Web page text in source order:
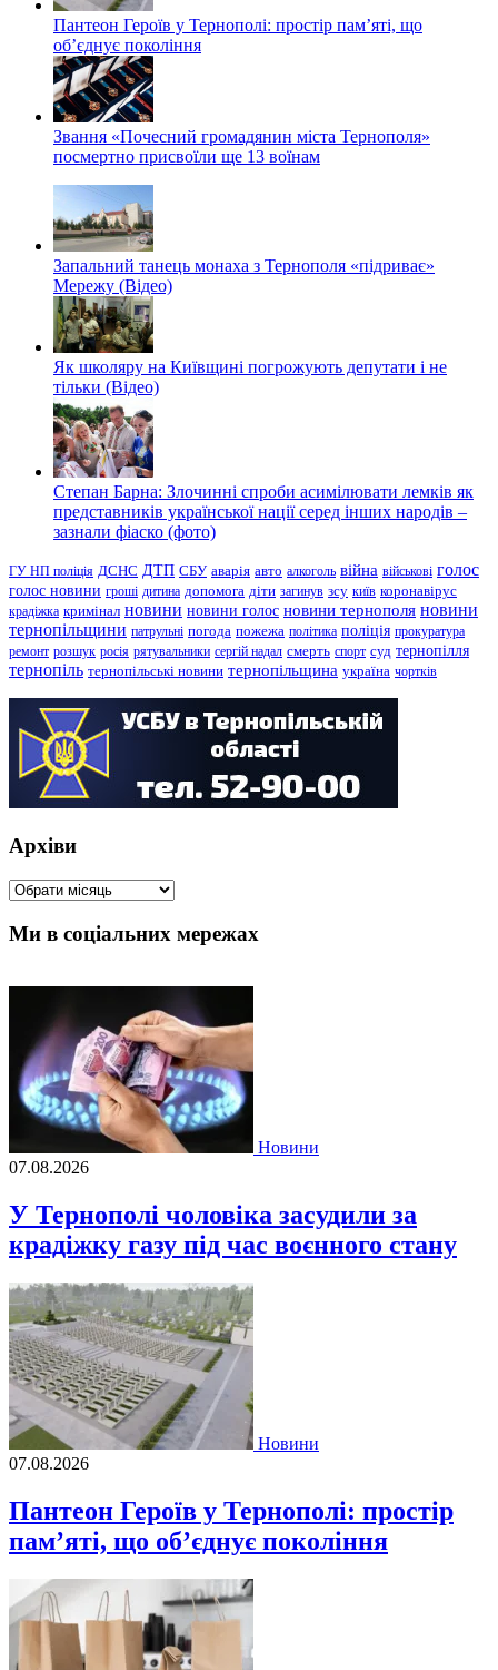
Пантеон Героїв у Тернополі: простір пам’яті, що
об’єднує покоління
Звання «Почесний громадянин міста Тернополя»
посмертно присвоїли ще 13 воїнам
Запальний танець монаха з Тернополя «підриває»
Мережу (Відео)
Як школяру на Київщині погрожують депутати і не
тільки (Відео)
Степан Барна: Злочинні спроби асимілювати лемків як
представників української нації серед інших народів –
зазнали фіаско (фото)
ГУ НП поліція ДСНС ДТП СБУ аварія авто алкоголь війна військові голос
голос новини гроші дитина допомога діти загинув зсу київ коронавірус
крадіжка кримінал новини новини голос новини тернополя новини
тернопільщини патрульні погода пожежа політика поліція прокуратура
ремонт розшук росія рятувальники сергій надал смерть спорт суд тернопілля
тернопіль тернопільські новини тернопільщина україна чортків
Архіви
Архіви
Ми в соціальних мережах
Новини
07.08.2026
У Тернополі чоловіка засудили за
крадіжку газу під час воєнного стану
Новини
07.08.2026
Пантеон Героїв у Тернополі: простір
пам’яті, що об’єднує покоління